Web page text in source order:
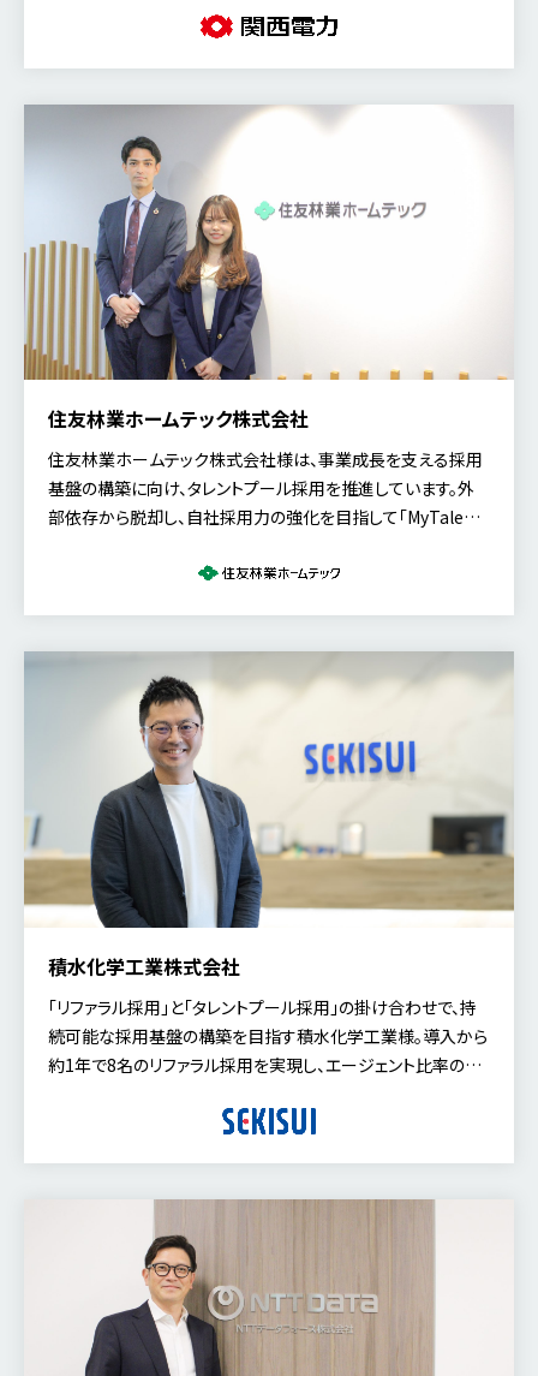
住友林業ホームテック株式会社
住友林業ホームテック株式会社様は、事業成長を支える採用
基盤の構築に向け、タレントプール採用を推進しています。外
部依存から脱却し、自社採用力の強化を目指して「MyTalent
した採用戦略について、人事部 係長の髙田 康平氏にお話を伺
積水化学工業株式会社
「リファラル採用」と「タレントプール採用」の掛け合わせで、持
続可能な採用基盤の構築を目指す積水化学工業様。導入から
約1年で8名のリファラル採用を実現し、エージェント比率の低
用基盤づくり」について、人事部の塚越氏にお話を伺いました。